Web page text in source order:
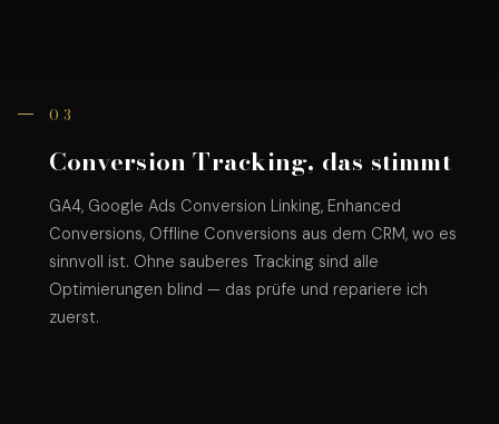
03
Conversion Tracking, das stimmt
GA4, Google Ads Conversion Linking, Enhanced
Conversions, Offline Conversions aus dem CRM, wo es
sinnvoll ist. Ohne sauberes Tracking sind alle
Optimierungen blind — das prüfe und repariere ich
zuerst.